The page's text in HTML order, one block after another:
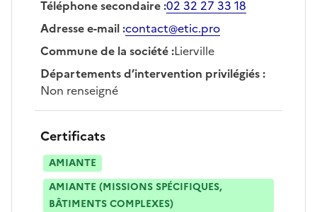
Téléphone secondaire:02 32 27 33 18
Adresse e-mail:contact@etic.pro
Commune de la société:Lierville
Départements d’intervention privilégiés:
Non renseigné
Certificats
AMIANTE
AMIANTE (MISSIONS SPÉCIFIQUES,
BÂTIMENTS COMPLEXES)